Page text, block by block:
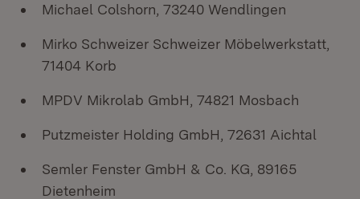
Michael Colshorn, 73240 Wendlingen
Mirko Schweizer Schweizer Möbelwerkstatt,
71404 Korb
MPDV Mikrolab GmbH, 74821 Mosbach
Putzmeister Holding GmbH, 72631 Aichtal
Semler Fenster GmbH & Co. KG, 89165
Dietenheim